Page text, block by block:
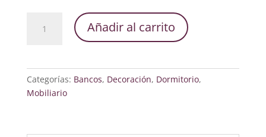
Madera
Añadir al carrito
Categorías: Bancos, Decoración, Dormitorio,
Mobiliario